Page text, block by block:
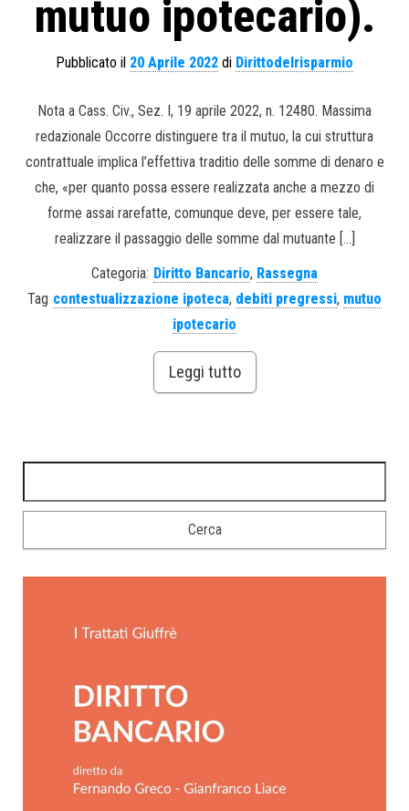
mutuo ipotecario).
Pubblicato il 20 Aprile 2022 di Dirittodelrisparmio
Nota a Cass. Civ., Sez. I, 19 aprile 2022, n. 12480. Massima
redazionale Occorre distinguere tra il mutuo, la cui struttura
contrattuale implica l’effettiva traditio delle somme di denaro e
che, «per quanto possa essere realizzata anche a mezzo di
forme assai rarefatte, comunque deve, per essere tale,
realizzare il passaggio delle somme dal mutuante […]
Categoria: Diritto Bancario, Rassegna
Tag contestualizzazione ipoteca, debiti pregressi, mutuo
ipotecario
Leggi tutto